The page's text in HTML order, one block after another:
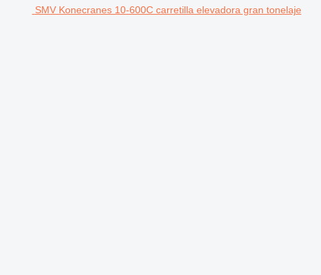
SMV Konecranes 10-600C carretilla elevadora gran tonelaje